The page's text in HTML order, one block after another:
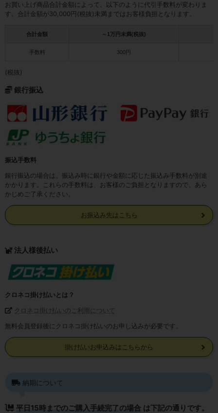
お買い上げ商品合計金額によって、以下のように代引手数料が変わりま
す。合計金額が30,000円(税抜)未満まではお客様負担となります。
合計金額 ～1万円未満(税抜)
手数料 300円
(税抜)
銀行振込
振込手数料
銀行振込の場合は、振込み時に銀行や金額に応じた振込み手数料が別途
かかります。これらの手数料は、お客様のご負担となりますので、あら
かじめご了承ください。
お振込み先はこちら
法人様後払い
クロネコ掛け払いとは？
クロネコ掛け払いのご利用について
無料会員登録後にクロネコ掛け払いのお申し込みが必要です。
掛け払いお申込みはこちらから
納期について
平日15時までのご購入手続完了の場合 は下記の通りです。